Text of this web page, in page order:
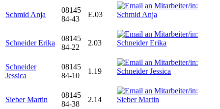
Schmid Anja
08145
84-43
E.03
Schneider Erika
08145
84-22
2.03
Schneider
Jessica
08145
84-10
1.19
Sieber Martin
08145
84-38
2.14